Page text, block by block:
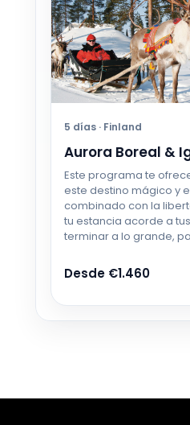
11 OCT - 21
Desde
12 OCT - 22
Desde
14 OCT - 24
Desde
15 OCT - 25
Desde
16 OCT - 26
Desde
5 días · Finland
Aurora Boreal &
Este programa te
este destino mágico y
combinado con la
tu estancia acorde a
terminar a lo grande,
Desde €1.460